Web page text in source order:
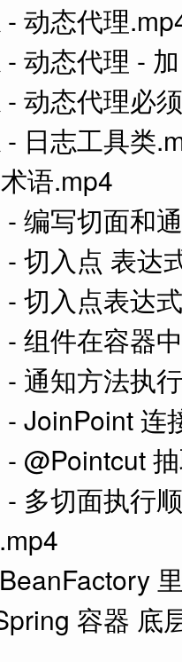
动态代理
动态代理 -
动态代理必
日志工具类
语.mp4
编写切面和
切入点 表达
切入点表达
组件在容器
通知方法执
JoinPoint 连
@Pointcut
多切面执行
容器 底